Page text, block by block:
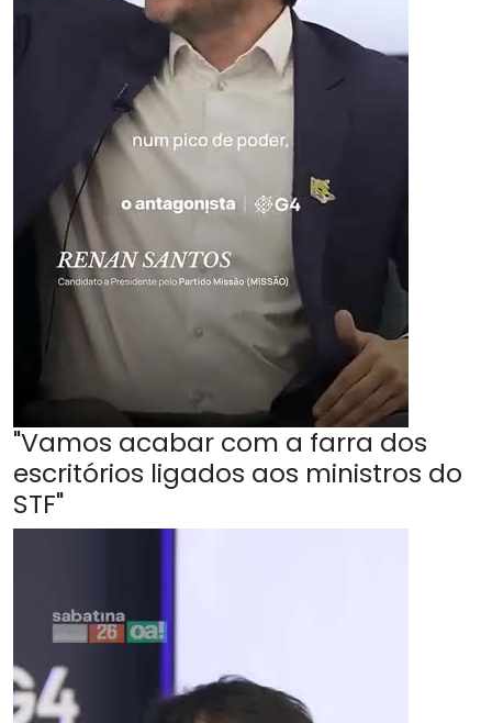
"Vamos acabar com a farra dos
escritórios ligados aos ministros do
STF"